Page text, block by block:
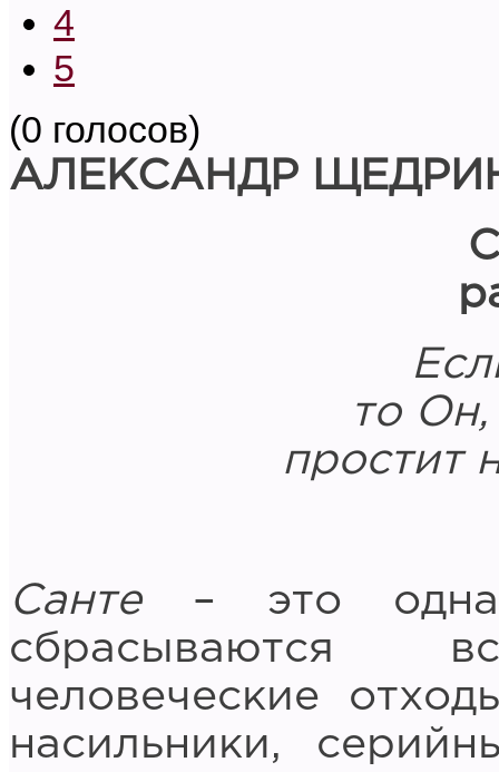
4
5
(0 голосов)
АЛЕКСАНДР
то Он,
простит
Санте– это одна
сбрасываются
человеческие
насильники,